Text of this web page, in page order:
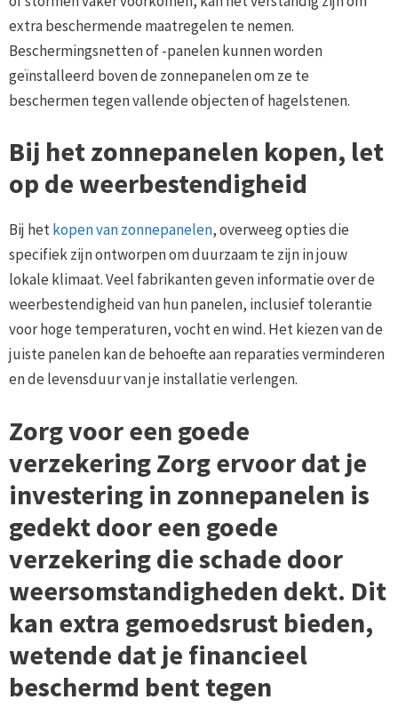
extra beschermende maatregelen te nemen.
Beschermingsnetten of -panelen kunnen worden
geïnstalleerd boven de zonnepanelen om ze te
beschermen tegen vallende objecten of hagelstenen.
Bij het zonnepanelen kopen, let
op de weerbestendigheid
Bij hetkopen van zonnepanelen, overweeg opties die
specifiek zijn ontworpen om duurzaam te zijn in jouw
lokale klimaat. Veel fabrikanten geven informatie over de
weerbestendigheid van hun panelen, inclusief tolerantie
voor hoge temperaturen, vocht en wind. Het kiezen van de
juiste panelen kan de behoefte aan reparaties verminderen
en de levensduur van je installatie verlengen.
Zorg voor een goede
verzekering Zorg ervoor dat je
investering in zonnepanelen is
gedekt door een goede
verzekering die schade door
weersomstandigheden dekt. Dit
kan extra gemoedsrust bieden,
wetende dat je financieel
beschermd bent tegen